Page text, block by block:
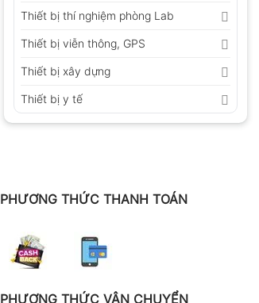
Thiết bị thí nghiệm phòng Lab
Thiết bị viễn thông, GPS
Thiết bị xây dựng
Thiết bị y tế
PHƯƠNG THỨC THANH TOÁN
PHƯƠNG THỨC VẬN CHUYỂN